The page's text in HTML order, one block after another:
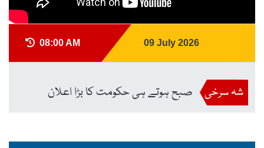
08:00 AM 09 July 2026
شہ سرخی صبح ہوتے ہی حکومت کا بڑا اعلان